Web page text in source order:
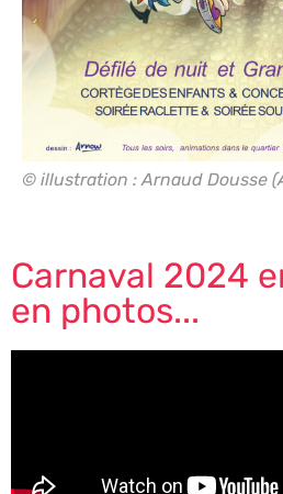
© illustration : Arnaud Dousse
Carnaval 2024
en photos...